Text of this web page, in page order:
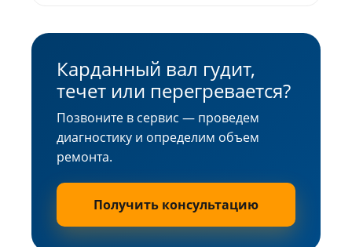
Карданный вал гудит,
течет или перегревается?
Позвоните в сервис — проведем
диагностику и определим объем
ремонта.
Получить консультацию